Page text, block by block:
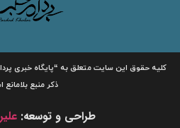
کلیه حقوق این سایت متعلق به“پایگاه خبریپرداد
ذکر منبع بلامانع
طراحی و توسعه: